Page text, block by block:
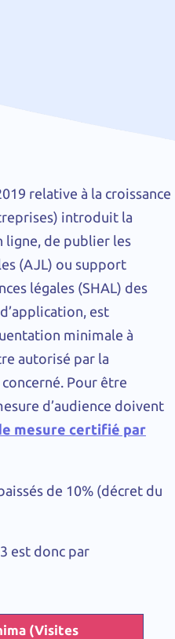
relative à la croissance
introduit la
ligne, de publier les
(AJL) ou support
légales (SHAL) des
est
minimale à
autorisé par la
Pour être
d’audience doivent
mesure certifié par
de 10% (décret du
est donc par
(Visites